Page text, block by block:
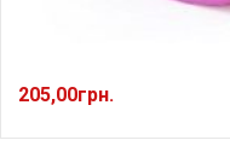
205,00грн.